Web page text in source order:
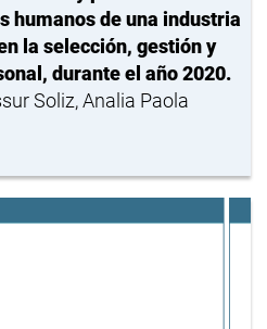
humanos de una industria
la selección, gestión y
durante el año 2020.
Soliz, Analia Paola